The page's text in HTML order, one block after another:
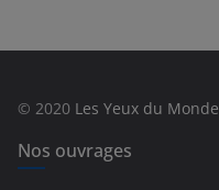
e
s
© 2020 Les Yeux du Monde
Nos ouvrages